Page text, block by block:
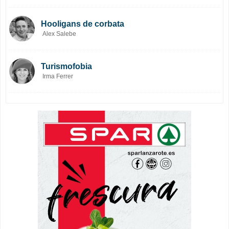
Hooligans de corbata
Alex Salebe
Turismofobia
Irma Ferrer